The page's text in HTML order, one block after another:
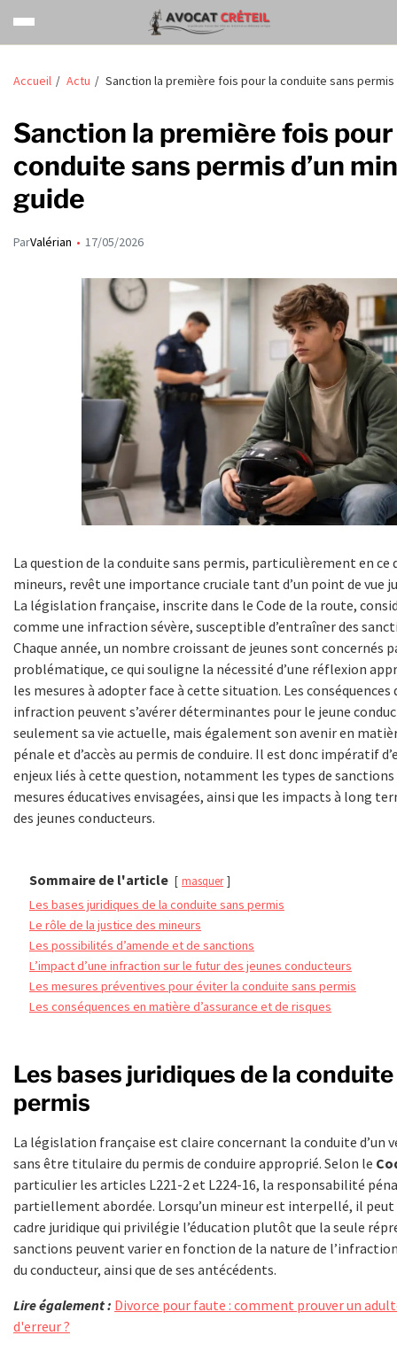
Accueil Actu Sanction la première fois pour la conduite sans permis
Sanction la première fois
conduite sans permis d’un
guide
ParValérian 17/05/2026
La question de la conduite sans permis, particulièrement en ce
mineurs, revêt une importance cruciale tant d’un point de vue
La législation française, inscrite dans le Code de la route,
comme une infraction sévère, susceptible d’entraîner des
Chaque année, un nombre croissant de jeunes sont concernés
problématique, ce qui souligne la nécessité d’une réflexion
les mesures à adopter face à cette situation. Les conséquences
infraction peuvent s’avérer déterminantes pour le jeune
seulement sa vie actuelle, mais également son avenir en
pénale et d’accès au permis de conduire. Il est donc impératif
enjeux liés à cette question, notamment les types de
mesures éducatives envisagées, ainsi que les impacts à long
des jeunes conducteurs.
Sommaire de l'article masquer
Les bases juridiques de la conduite sans permis
Le rôle de la justice des mineurs
Les possibilités d’amende et de sanctions
L’impact d’une infraction sur le futur des jeunes conducteurs
Les mesures préventives pour éviter la conduite sans permis
Les conséquences en matière d’assurance et de risques
Les bases juridiques de la
permis
La législation française est claire concernant la conduite d’un
sans être titulaire du permis de conduire approprié. Selon le
particulier les articles L221-2 et L224-16, la responsabilité
partiellement abordée. Lorsqu’un mineur est interpellé, il peut
cadre juridique qui privilégie l’éducation plutôt que la seule
sanctions peuvent varier en fonction de la nature de
du conducteur, ainsi que de ses antécédents.
Lire également : Divorce pour faute : comment prouver un
d'erreur ?